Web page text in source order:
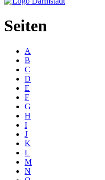
Seiten
A
B
C
D
E
F
G
H
I
J
K
L
M
N